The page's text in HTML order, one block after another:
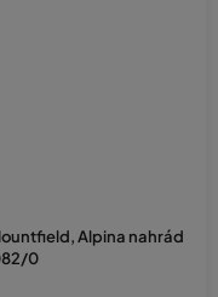
Alpina nahrád
0